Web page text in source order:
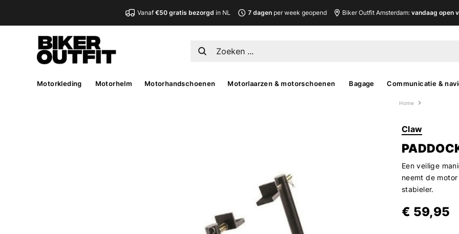
Vanaf €50 gratis bezorgd in NL 7 dagen per week geopend Biker Outfit Amsterdam:vandaag open
Motorkleding Motorhelm Motorhandschoenen Motorlaarzen & motorschoenen Bagage Communicatie &
Home
Claw
Een veilige
neemt de
stabieler.
€ 59,95